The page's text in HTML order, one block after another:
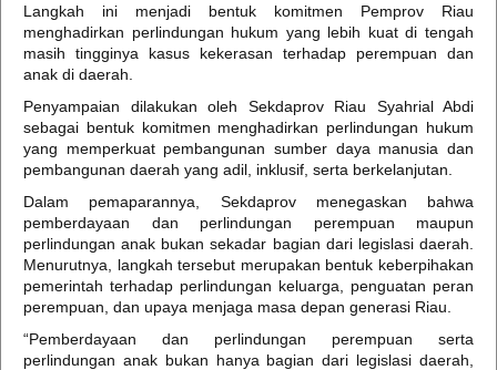
Langkah ini menjadi bentuk komitmen Pemprov Riau
menghadirkan perlindungan hukum yang lebih kuat di tengah
masih tingginya kasus kekerasan terhadap perempuan dan
anak di daerah.
Penyampaian dilakukan oleh Sekdaprov Riau Syahrial Abdi
sebagai bentuk komitmen menghadirkan perlindungan hukum
yang memperkuat pembangunan sumber daya manusia dan
pembangunan daerah yang adil, inklusif, serta berkelanjutan.
Dalam pemaparannya, Sekdaprov menegaskan bahwa
pemberdayaan dan perlindungan perempuan maupun
perlindungan anak bukan sekadar bagian dari legislasi daerah.
Menurutnya, langkah tersebut merupakan bentuk keberpihakan
pemerintah terhadap perlindungan keluarga, penguatan peran
perempuan, dan upaya menjaga masa depan generasi Riau.
“Pemberdayaan dan perlindungan perempuan serta
perlindungan anak bukan hanya bagian dari legislasi daerah,